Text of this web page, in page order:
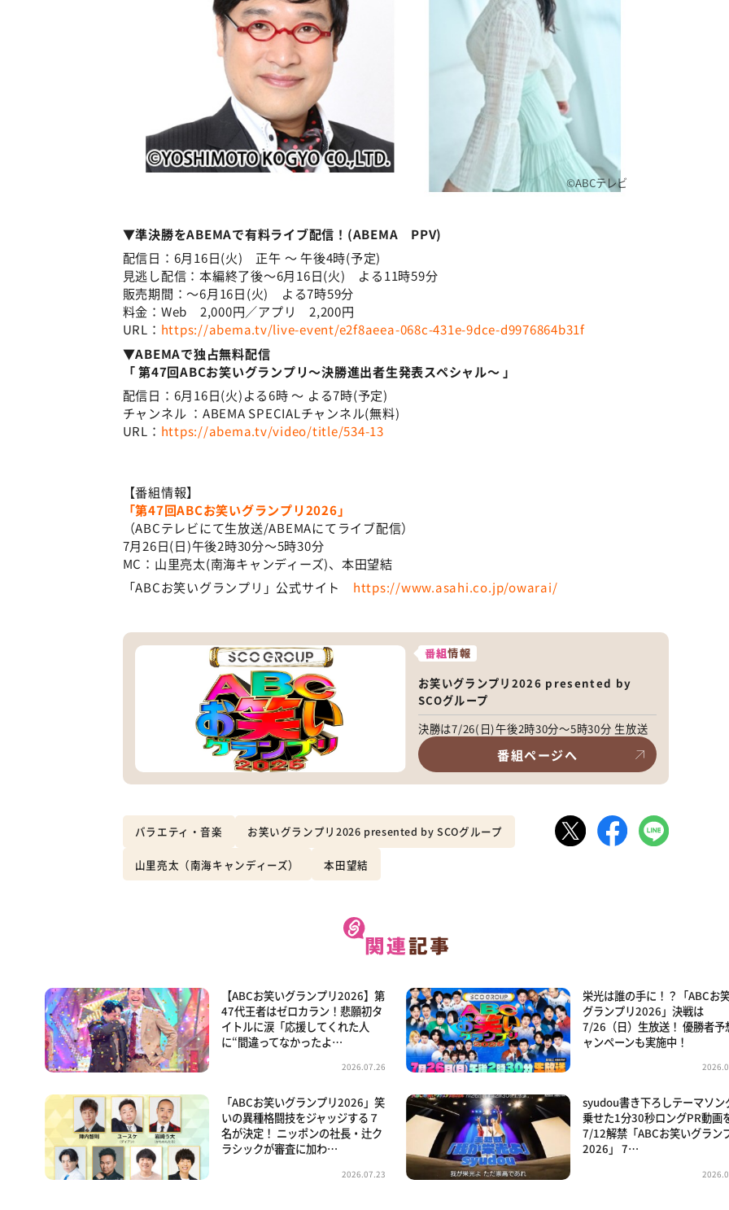
©ABCテレビ
▼準決勝をABEMAで有料ライブ配信！(ABEMA PPV)
配信日：6月16日(火) 正午 ～ 午後4時(予定)
見逃し配信：本編終了後～6月16日(火) よる11時59分
販売期間：～6月16日(火) よる7時59分
料金：Web 2,000円／アプリ 2,200円
URL： https://abema.tv/live-event/e2f8aeea-068c-431e-9dce-d9976864b31f
▼ABEMAで独占無料配信
「 第47回ABCお笑いグランプリ～決勝進出者生発表スペシャル～ 」
配信日：6月16日(火)よる6時 ～ よる7時(予定)
チャンネル ：ABEMA SPECIALチャンネル(無料)
URL： https://abema.tv/video/title/534-13
【番組情報】
「第47回ABCお笑いグランプリ2026」
（ABCテレビにて生放送/ABEMAにてライブ配信）
7月26日(日)午後2時30分～5時30分
MC：山里亮太(南海キャンディーズ)、本田望結
「ABCお笑いグランプリ」公式サイト https://www.asahi.co.jp/owarai/
番組情報
お笑いグランプリ2026 presented by
SCOグループ
決勝は7/26(日)午後2時30分～5時30分 生放送
番組ページへ
バラエティ・音楽 お笑いグランプリ2026 presented by SCOグループ
山里亮太（南海キャンディーズ） 本田望結
【ABCお笑いグランプリ2026】第
47代王者はゼロカラン！悲願初タ
イトルに涙「応援してくれた人
に“間違ってなかったよ…
2026.07.26
栄光は誰の手に！？「ABCお
グランプリ2026」決戦は
7/26（日）生放送！ 優勝者予
ャンペーンも実施中！
「ABCお笑いグランプリ2026」笑
いの異種格闘技をジャッジする７
名が決定！ ニッポンの社長・辻ク
ラシックが審査に加わ…
2026.07.23
syudou書き下ろしテーマソン
乗せた1分30秒ロングPR動画
7/12解禁「ABCお笑いグラン
2026」 7…